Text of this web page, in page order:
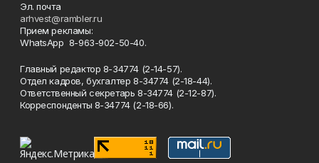
Эл. почта
arhvest@rambler.ru
Прием рекламы:
WhatsApp 8-963-902-50-40.
Главный редактор 8-34774 (2-14-57).
Отдел кадров, бухгалтер 8-34774 (2-18-44).
Ответственный секретарь 8-34774 (2-12-87).
Корреспонденты 8-34774 (2-18-66).